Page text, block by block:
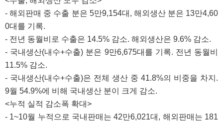
- 해외판매 중 수출 분은 5만9,154대, 해외생산 분은 13만4,60
0대를 기록.
- 전년 동월비로 수출은 14.5% 감소. 해외생산은 9.6% 감소.
- 국내생산(내수+수출) 분은 9만6,675대를 기록. 전년 동월비
11.5% 감소.
- 국내생산(내수+수출)은 전체 생산 중 41.8%의 비중을 차지.
9월 54.9%에 비해 국내생산 분이 크게 감소.
<누적 실적 감소폭 확대>
- 1~10월 누적으로 국내판매는 42만6,021대, 해외판매는 181